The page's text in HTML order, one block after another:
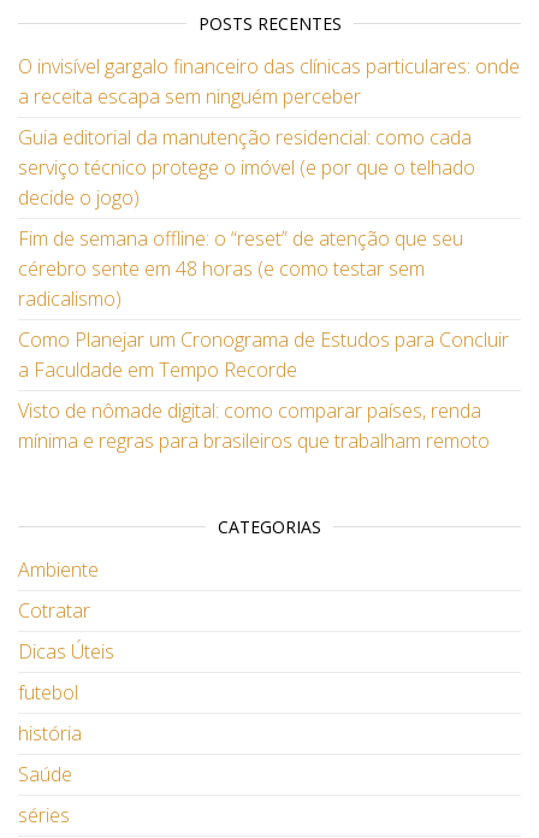
POSTS RECENTES
O invisível gargalo financeiro das clínicas particulares: onde
a receita escapa sem ninguém perceber
Guia editorial da manutenção residencial: como cada
serviço técnico protege o imóvel (e por que o telhado
decide o jogo)
Fim de semana offline: o “reset” de atenção que seu
cérebro sente em 48 horas (e como testar sem
radicalismo)
Como Planejar um Cronograma de Estudos para Concluir
a Faculdade em Tempo Recorde
Visto de nômade digital: como comparar países, renda
mínima e regras para brasileiros que trabalham remoto
CATEGORIAS
Ambiente
Cotratar
Dicas Úteis
futebol
história
Saúde
séries